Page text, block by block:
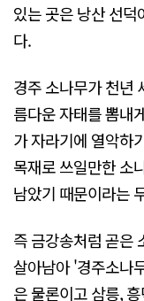
있는 곳은 낭산 선
다.
경주 소나무가 천년
름다운 자태를 뽐내
가 자라기에 열악하
목재로 쓰일만한 소
남았기 때문이라는
즉 금강송처럼 곧은
살아남아 '경주소나
은 물론이고 삼릉,